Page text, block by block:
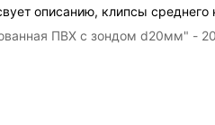
описанию, клипсы среднего
ПВХ с зондом d20мм" -